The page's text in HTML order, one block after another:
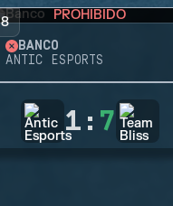
8 PROHIBIDO
BANCO
ANTIC ESPORTS
1 : 7